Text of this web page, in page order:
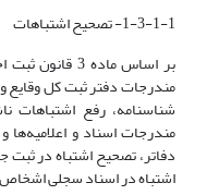
1-3-1-1- تصحیح اشتباهات
بر اساس ماده
مندرجات دفتر ثبت کل وقایع
شناسنامه، رفع اشتباهات
مندرجات اسناد و
دفاتر، تصحیح اشتباه در
اشتباه در اسناد سجلی